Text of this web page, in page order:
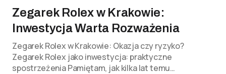
Zegarek Rolex w Krakowie:
Inwestycja Warta Rozważenia
Zegarek Rolex w Krakowie: Okazja czy ryzyko?
Zegarek Rolex jako inwestycja: praktyczne
spostrzeżenia Pamiętam, jak kilka lat temu…